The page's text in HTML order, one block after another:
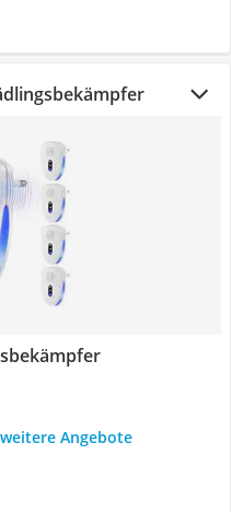
Angebote